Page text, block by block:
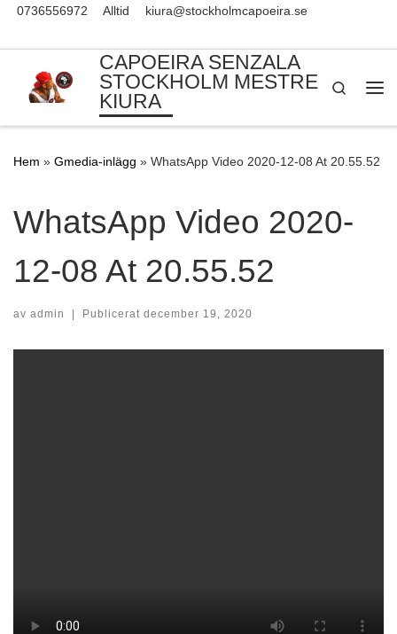
0736556972 Alltid kiura@stockholmcapoeira.se
CAPOEIRA SENZALA
STOCKHOLM MESTRE
KIURA
Search
Hem » Gmedia-inlägg » WhatsApp Video 2020-12-08 At 20.55.52
WhatsApp Video 2020-
12-08 At 20.55.52
av admin | Publicerat december 19, 2020